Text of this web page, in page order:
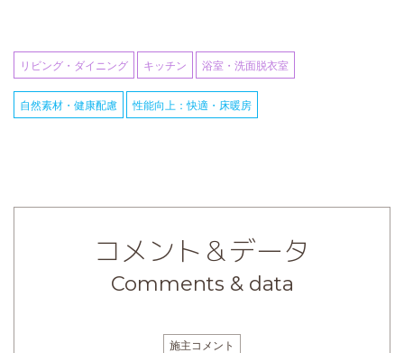
ツ
に
自然素材・健康配慮 性能向上：快適・床暖房
リビング・ダイニング キッチン 浴室・洗面脱衣室
コメント＆データ
Comments & data
施主コメント